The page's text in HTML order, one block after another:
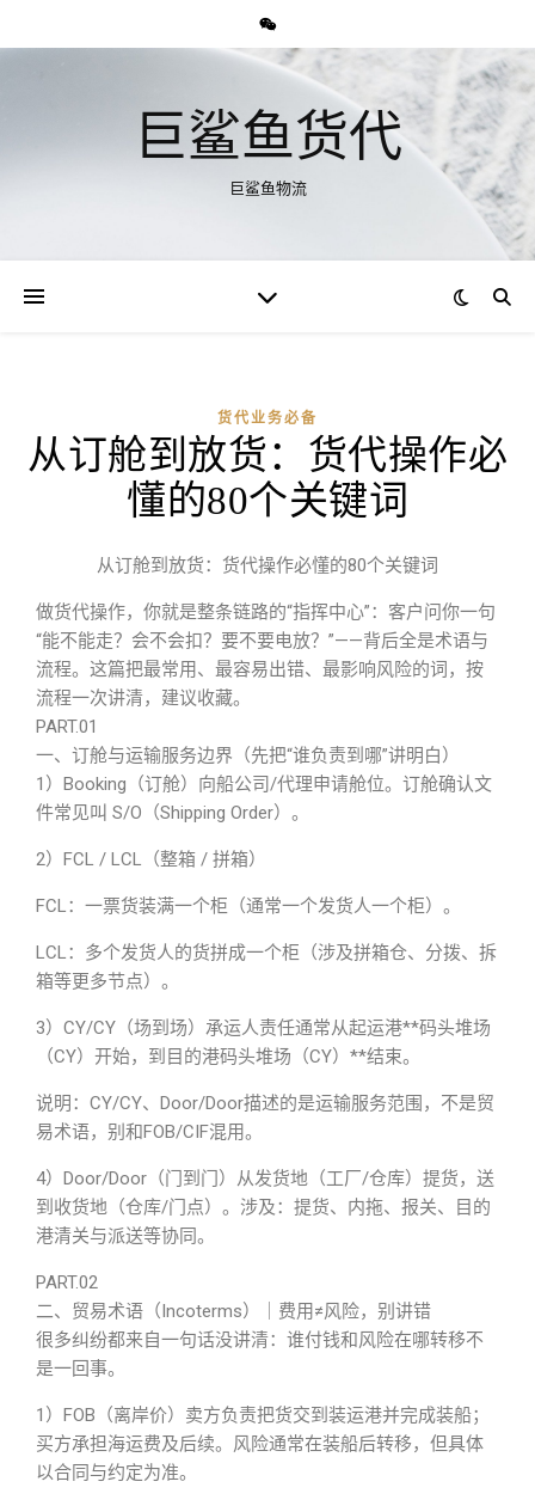
巨鲨鱼货代
巨鲨鱼物流
货代业务必备
从订舱到放货：货代操作必
懂的80个关键词
从订舱到放货：货代操作必懂的80个关键词
做货代操作，你就是整条链路的“指挥中心”：客户问你一句
“能不能走？会不会扣？要不要电放？”——背后全是术语与
流程。这篇把最常用、最容易出错、最影响风险的词，按
流程一次讲清，建议收藏。
PART.01
一、订舱与运输服务边界（先把“谁负责到哪”讲明白）
1）Booking（订舱）向船公司/代理申请舱位。订舱确认文
件常见叫 S/O （Shipping Order）。
2） FCL / LCL（整箱 / 拼箱）
FCL：一票货装满一个柜（通常一个发货人一个柜）。
LCL：多个发货人的货拼成一个柜（涉及拼箱仓、分拨、拆
箱等更多节点）。
3）CY/CY（场到场）承运人责任通常从起运港**码头堆场
（CY）开始，到目的港码头堆场（CY）**结束。
说明：CY/CY、Door/Door描述的是运输服务范围，不是贸
易术语，别和FOB/CIF混用。
4）Door/Door（门到门）从发货地（工厂/仓库）提货，送
到收货地（仓库/门点）。涉及：提货、内拖、报关、目的
港清关与派送等协同。
PART.02
二、贸易术语（Incoterms）｜费用≠风险，别讲错
很多纠纷都来自一句话没讲清：谁付钱和风险在哪转移不
是一回事。
1） FOB （离岸价）卖方负责把货交到装运港并完成装船；
买方承担海运费及后续。风险通常在装船后转移，但具体
以合同与约定为准。